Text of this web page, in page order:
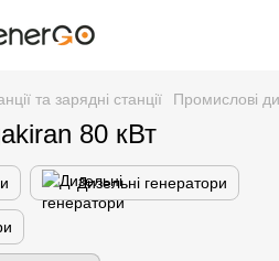
та зарядні станції Промислові
80 кВт
Дизельні генератори